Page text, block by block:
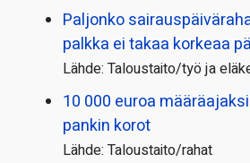
Paljonko
palkka ei takaa korkeaa
Lähde: Taloustaito/työ ja
10 000 euroa
pankin korot
Lähde: Taloustaito/rahat